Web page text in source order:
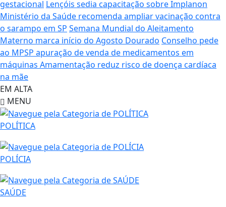
gestacional Lençóis sedia capacitação sobre Implanon
Ministério da Saúde recomenda ampliar vacinação contra
o sarampo em SP Semana Mundial do Aleitamento
Materno marca início do Agosto Dourado Conselho pede
ao MPSP apuração de venda de medicamentos em
máquinas Amamentação reduz risco de doença cardíaca
na mãe
EM ALTA
MENU
POLÍTICA
POLÍCIA
SAÚDE